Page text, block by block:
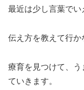
最近は少し言葉でい
伝え方を教えて行か
療育を見つけて、
ていきます。